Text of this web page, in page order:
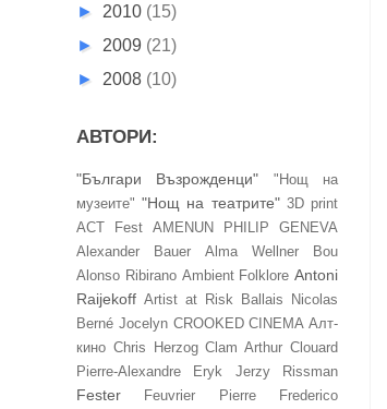
► 2010 (15)
► 2009 (21)
► 2008 (10)
АВТОРИ:
"Българи Възрожденци"
"Нощ на
музеите" "Нощ на театрите" 3D print
ACT Fest AMENUN PHILIP GENEVA
Alexander Bauer
Alma Wellner Bou
Alonso Ribirano Ambient Folklore Antoni
Raijekoff Artist at Risk
Ballais Nicolas
Berné Jocelyn CROOKED CINEMA Алт-
кино Chris Herzog Clam Arthur Clouard
Pierre-Alexandre
Eryk Jerzy Rissman
Fester Feuvrier Pierre
Frederico